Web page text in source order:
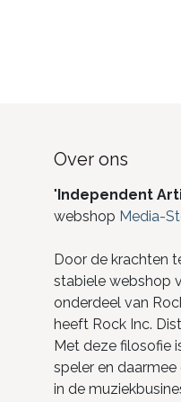
Over ons
" Independent
webshop Media-
Door de krachten
stabiele webshop
onderdeel van
heeft Rock Inc.
Met deze filosofie
speler en
in de